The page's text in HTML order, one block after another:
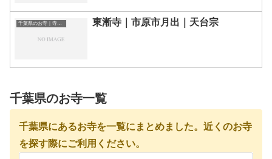
千葉県のお寺｜寺院一覧 東漸寺｜市原市月出｜天台宗
千葉県のお寺一覧
千葉県にあるお寺を一覧にまとめました。近くのお寺
を探す際にご利用ください。